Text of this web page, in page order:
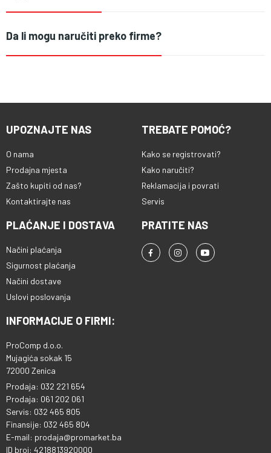
Da li mogu naručiti preko firme?
UPOZNAJTE NAS
O nama
Prodajna mjesta
Zašto kupiti od nas?
Kontaktirajte nas
TREBATE POMOĆ?
Kako se registrovati?
Kako naručiti?
Reklamacija i povrati
Servis
PLAĆANJE I DOSTAVA
Načini plaćanja
Sigurnost plaćanja
Načini dostave
Uslovi poslovanja
PRATITE NAS
INFORMACIJE O FIRMI:
ProComp d.o.o.
Mujagića sokak 15
72000 Zenica
Prodaja: 032 221 654
Prodaja: 061 202 061
Servis: 032 465 805
Finansije: 032 465 804
E-mail: prodaja@promarket.ba
ID broj: 4218813920000